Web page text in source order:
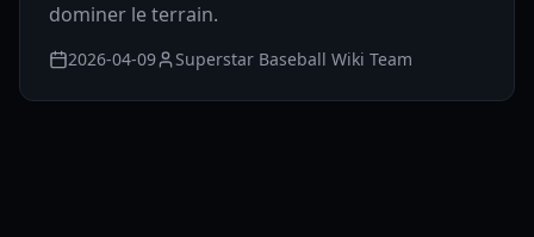
dominer le terrain.
2026-04-09 Superstar Baseball Wiki Team